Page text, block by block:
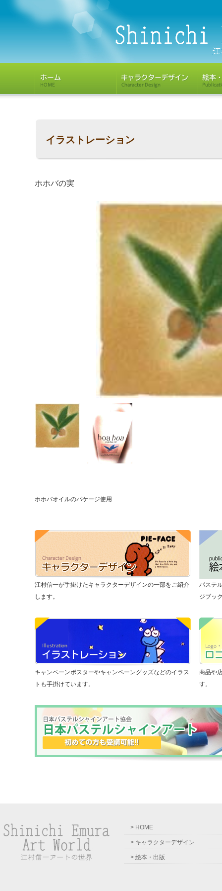
イラストレーション
ホホバの実
ホホバオイルのパケージ使用
江村信一が手掛けたキャラクターデザインの一部をご紹介
します。
パステ
ジブッ
キャンペーンポスターやキャンペーングッズなどのイラス
トも手掛けています。
商品や
す。
> HOME
> キャラクターデザイン
> 絵本・出版